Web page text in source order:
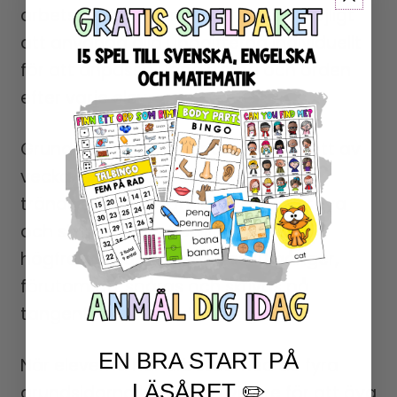
arbetsböcker, men det är också möjligt
att använda alla uppgifterna individuellt
för att anpassa uppgifterna och orden
efter varje elev.
Grundsidorna handlar om ett och ett av
veckans fyra högfrekventa ord. Här
tränas eleverna i att läsa, spåra, stava
och skriva orden. Totalt bör det
högfrekventa ordet skrivas 10 gånger,
förutom att spåras och skrivas på
tangentbordet med ett finger.
När eleverna har arbetat med de fyra
EN BRA START PÅ